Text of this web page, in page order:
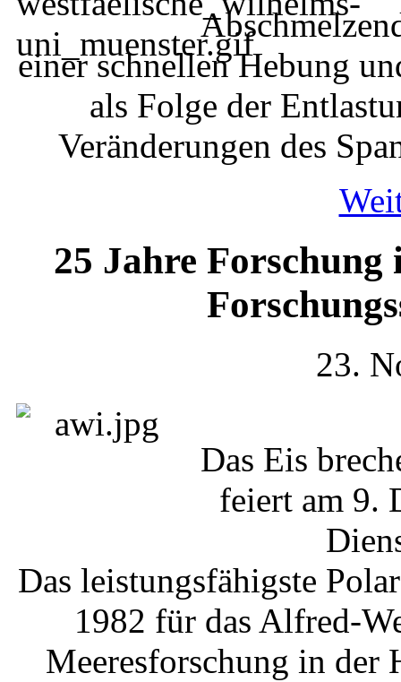
einer schnellen Hebung
als Folge der
Veränderungen des
25 Jahre Forschung
23.
Das Eis
feiert am 9.
Das leistungsfähigste
1982 für das Alfred-
Meeresforschung in der